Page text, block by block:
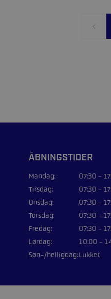
ÅBNINGSTIDER
Mandag:
07:30 -
Tirsdag:
07:30 -
Onsdag:
07:30 -
Torsdag:
07:30 -
Fredag:
07:30 -
Lørdag:
10:00 -
Søn-/helligdag:Lukket